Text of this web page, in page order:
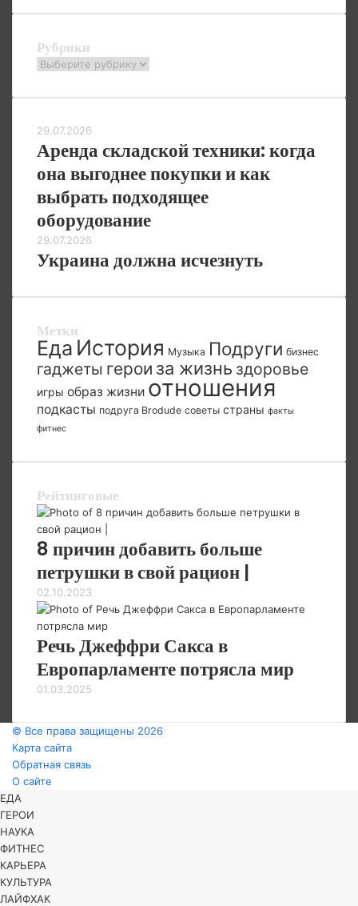
Рубрики
Рубрики
29.07.2026
Аренда складской техники: когда
она выгоднее покупки и как
выбрать подходящее
оборудование
29.07.2026
Украина должна исчезнуть
Метки
Еда История Музыка Подруги бизнес
гаджеты герои за жизнь здоровье
игры образ жизни отношения
подкасты подруга Brodude советы страны факты
фитнес
Рейтинговые
8 причин добавить больше
петрушки в свой рацион |
02.10.2023
Речь Джеффри Сакса в
Европарламенте потрясла мир
01.03.2025
© Все права защищены 2026
Карта сайта
Обратная связь
О сайте
Facebook
Twitter
WhatsApp
Telegram
Закрыть
ЕДА
ГЕРОИ
НАУКА
ФИТНЕС
КАРЬЕРА
КУЛЬТУРА
ЛАЙФХАК